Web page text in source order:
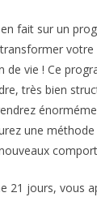
fait sur un
votre
de vie ! Ce
très bien
une
21 jours, vous